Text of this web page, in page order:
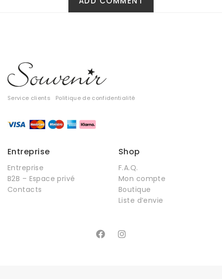
Service clients Politique de confidentialité
Entreprise
Entreprise
B2B – Espace privé
Contacts
Shop
F.A.Q.
Mon compte
Boutique
Liste d’envie